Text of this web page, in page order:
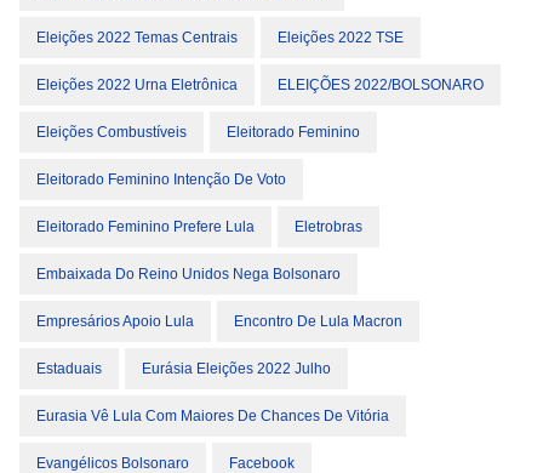
Eleições 2022 Temas Centrais Eleições 2022 TSE
Eleições 2022 Urna Eletrônica ELEIÇÕES 2022/BOLSONARO
Eleições Combustíveis Eleitorado Feminino
Eleitorado Feminino Intenção De Voto
Eleitorado Feminino Prefere Lula Eletrobras
Embaixada Do Reino Unidos Nega Bolsonaro
Empresários Apoio Lula Encontro De Lula Macron
Estaduais Eurásia Eleições 2022 Julho
Eurasia Vê Lula Com Maiores De Chances De Vitória
Evangélicos Bolsonaro Facebook